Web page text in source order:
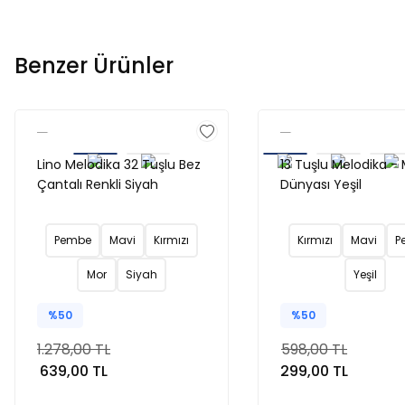
Benzer Ürünler
Lino Melodika 32 Tuşlu Bez
Çantalı Renkli Siyah
Pembe Mavi Kırmızı
Mor Siyah
%50
1.278,00 TL
639,00 TL
13 Tuşlu Melodika -
Dünyası Yeşil
Kırmızı Mavi
Yeşil
%50
598,00 TL
299,00 TL